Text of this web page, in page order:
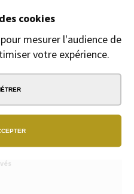
cookies
mesurer l'audience de
votre expérience.
SÉCURISÉ